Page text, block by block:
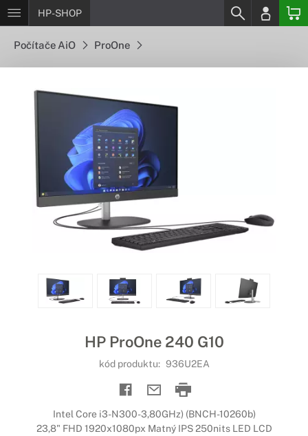
HP-SHOP
Počítače AiO ProOne
HP ProOne 240 G10
kód produktu: 936U2EA
Intel Core i3-N300-3,80GHz) (BNCH-10260b)
23,8" FHD 1920x1080px Matný IPS 250nits LED LCD